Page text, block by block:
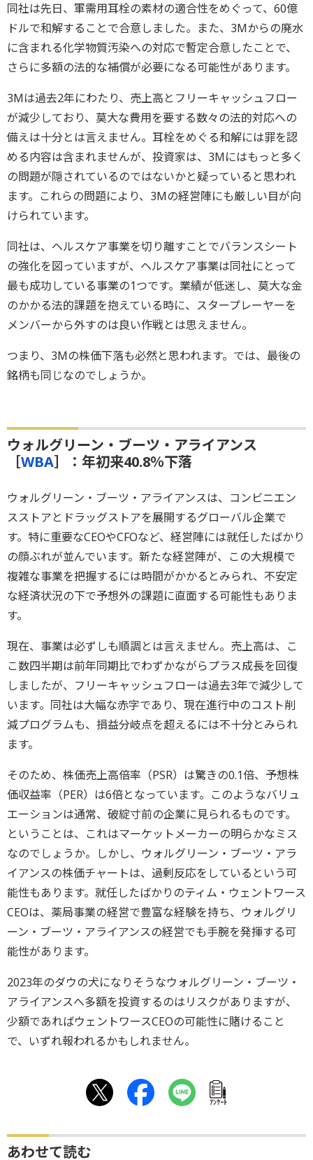
同社は先日、軍需用耳栓の素材の適合性をめぐって、60億
ドルで和解することで合意しました。また、3Mからの廃水
に含まれる化学物質汚染への対応で暫定合意したことで、
さらに多額の法的な補償が必要になる可能性があります。
3Mは過去2年にわたり、売上高とフリーキャッシュフロー
が減少しており、莫大な費用を要する数々の法的対応への
備えは十分とは言えません。耳栓をめぐる和解には罪を認
める内容は含まれませんが、投資家は、3Mにはもっと多く
の問題が隠されているのではないかと疑っていると思われ
ます。これらの問題により、3Mの経営陣にも厳しい目が向
けられています。
同社は、ヘルスケア事業を切り離すことでバランスシート
の強化を図っていますが、ヘルスケア事業は同社にとって
最も成功している事業の1つです。業績が低迷し、莫大な金
のかかる法的課題を抱えている時に、スタープレーヤーを
メンバーから外すのは良い作戦とは思えません。
つまり、3Mの株価下落も必然と思われます。では、最後の
銘柄も同じなのでしょうか。
ウォルグリーン・ブーツ・アライアンス
［WBA］：年初来40.8％下落
ウォルグリーン・ブーツ・アライアンスは、コンビニエン
スストアとドラッグストアを展開するグローバル企業で
す。特に重要なCEOやCFOなど、経営陣には就任したばかり
の顔ぶれが並んでいます。新たな経営陣が、この大規模で
複雑な事業を把握するには時間がかかるとみられ、不安定
な経済状況の下で予想外の課題に直面する可能性もありま
す。
現在、事業は必ずしも順調とは言えません。売上高は、こ
こ数四半期は前年同期比でわずかながらプラス成長を回復
しましたが、フリーキャッシュフローは過去3年で減少して
います。同社は大幅な赤字であり、現在進行中のコスト削
減プログラムも、損益分岐点を超えるには不十分とみられ
ます。
そのため、株価売上高倍率（PSR）は驚きの0.1倍、予想株
価収益率（PER）は6倍となっています。このようなバリュ
エーションは通常、破綻寸前の企業に見られるものです。
ということは、これはマーケットメーカーの明らかなミス
なのでしょうか。しかし、ウォルグリーン・ブーツ・アラ
イアンスの株価チャートは、過剰反応をしているという可
能性もあります。就任したばかりのティム・ウェントワース
CEOは、薬局事業の経営で豊富な経験を持ち、ウォルグリ
ーン・ブーツ・アライアンスの経営でも手腕を発揮する可
能性があります。
2023年のダウの犬になりそうなウォルグリーン・ブーツ・
アライアンスへ多額を投資するのはリスクがありますが、
少額であればウェントワースCEOの可能性に賭けること
で、いずれ報われるかもしれません。
ｱﾝｹｰﾄ
あわせて読む